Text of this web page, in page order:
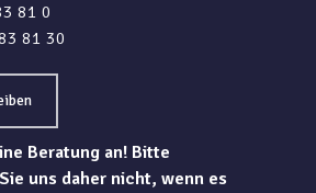
81 0
81 30
Beratung an! Bitte
uns daher nicht, wenn es